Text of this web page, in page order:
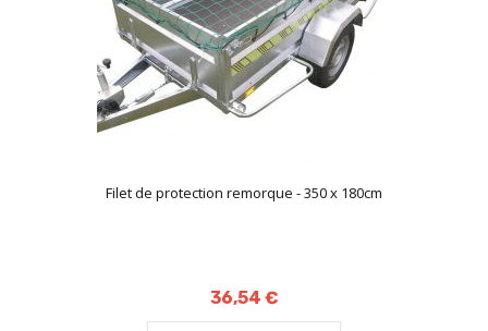
Filet de protection remorque - 350 x 180cm
36,54 €